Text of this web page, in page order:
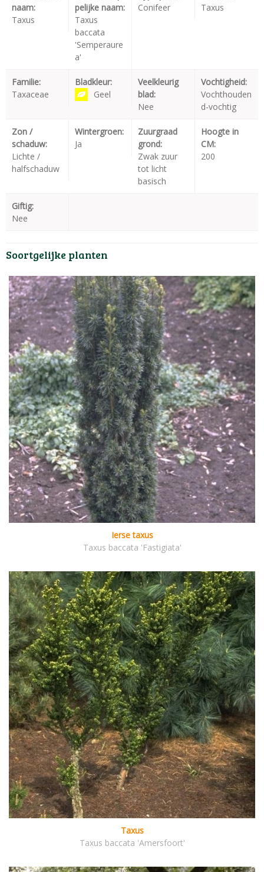
naam:
Taxus
pelijke naam:
Taxus
baccata
'Semperaure
a'
Conifeer
Taxus
Familie:
Taxaceae
Bladkleur:
Geel
Veelkleurig
blad:
Nee
Vochtigheid:
Vochthouden
d-vochtig
Zon /
schaduw:
Lichte /
halfschaduw
Wintergroen:
Ja
Zuurgraad
grond:
Zwak zuur
tot licht
basisch
Hoogte in
CM:
200
Giftig:
Nee
Soortgelijke planten
Ierse taxus
Taxus baccata 'Fastigiata'
Taxus
Taxus baccata 'Amersfoort'